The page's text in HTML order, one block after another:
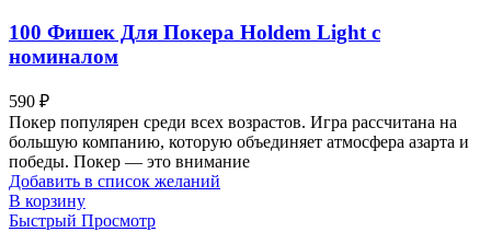
100 Фишек Для Покера Holdem Light с
номиналом
590 ₽
Покер популярен среди всех возрастов. Игра рассчитана на
большую компанию, которую объединяет атмосфера азарта и
победы. Покер — это внимание
Добавить в список желаний
В корзину
Быстрый Просмотр